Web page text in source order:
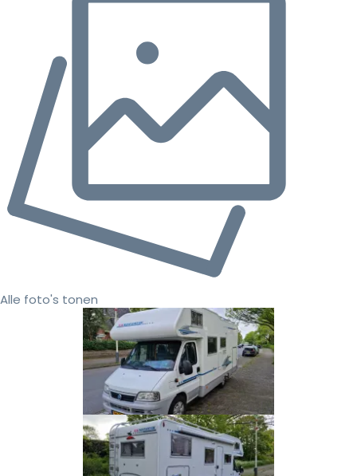
Alle foto's tonen